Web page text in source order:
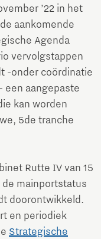
’22 in het
aankomende
Agenda
vervolgstappen
-onder coördinatie
een aangepaste
kan worden
5de tranche
Rutte IV van 15
de mainportstatus
doorontwikkeld.
en periodiek
Strategische